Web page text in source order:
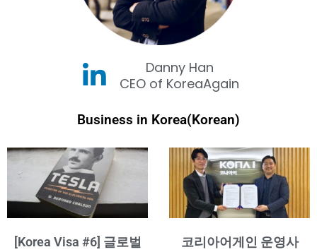
Danny Han
CEO of KoreaAgain
Business in Korea(Korean)
[Korea Visa #6] 글로벌
코리아어게인 운영사